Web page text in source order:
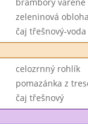
zeleninová
čaj třešnový-
celozrnný rohlík
pomazánka z
čaj třešnový